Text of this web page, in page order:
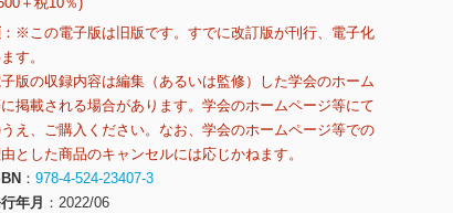
※この電子版は旧版です。すでに改訂版が刊行、電子化
す。
版の収録内容は編集（あるいは監修）した学会のホーム
掲載される場合があります。学会のホームページ等にて
え、ご購入ください。なお、学会のホームページ等での
とした商品のキャンセルには応じかねます。
978-4-524-23407-3
年月
2022/06